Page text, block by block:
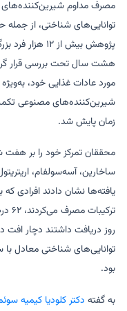
مصرف مداوم
توانایی‌های شناختی، از جمله
هشت سال تحت بررسی قرار
مورد عادات غذایی خود،
شیرین‌کننده‌های مصنوعی
زمان پایش شد.
محققان تمرکز خود را بر هفت
ساخارین، آسه‌سولفام،
روز دریافت داشتند دچار افت
بود.
به گفته دکتر کلودیا کیمیه